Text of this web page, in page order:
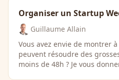
Organiser un Startup
Guillaume Allain
Vous avez envie de montrer à
peuvent résoudre des
moins de 48h ? Je vous